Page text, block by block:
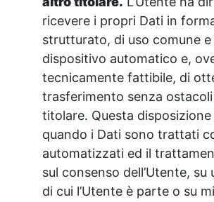
ricevere i propri Dati in
strutturato, di uso comune e
dispositivo automatico e,
tecnicamente fattibile, di
trasferimento senza
titolare. Questa
quando i Dati sono trattati
automatizzati ed il
sul consenso dell’Utente,
di cui l’Utente è parte o su